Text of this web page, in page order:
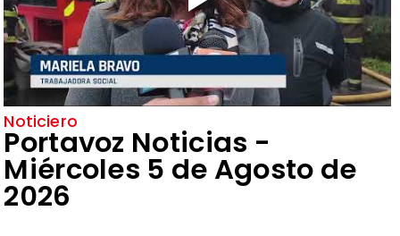
Noticiero
Portavoz Noticias -
Miércoles 5 de Agosto de
2026